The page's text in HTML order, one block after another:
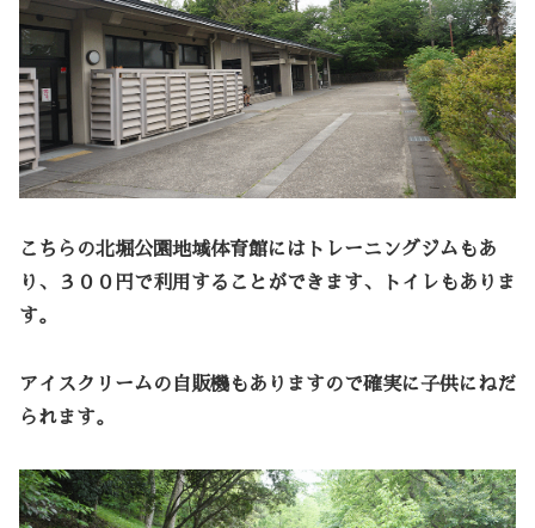
こちらの北堀公園地域体育館にはトレーニングジムもあ
り、３００円で利用することができます、トイレもありま
す。
アイスクリームの自販機もありますので確実に子供にねだ
られます。